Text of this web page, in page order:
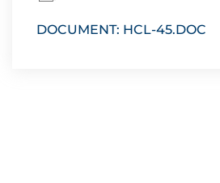
DOCUMENT: HCL-45.DOC